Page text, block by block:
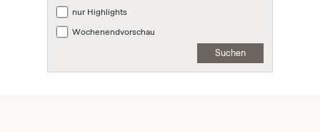
nur Highlights
Wochenendvorschau
Suchen